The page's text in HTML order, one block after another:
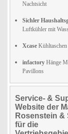
Nachtsicht
Sichler
Luftkühler mit
Xcase Kühltaschen
infactory Hänge
Pavillons
Service- &
Website der
Rosenstein &
für die